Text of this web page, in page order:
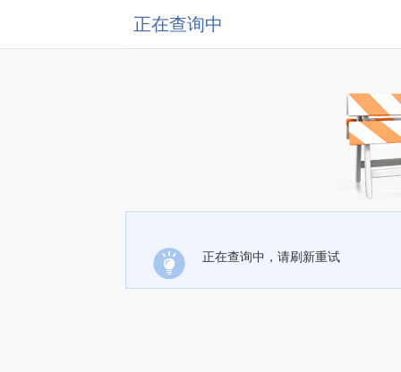
正在查询中
正在查询中，请刷新重试